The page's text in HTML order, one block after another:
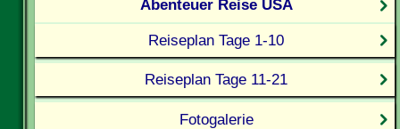
Abenteuer Reise USA
Reiseplan Tage 1-10
Reiseplan Tage 11-21
Fotogalerie